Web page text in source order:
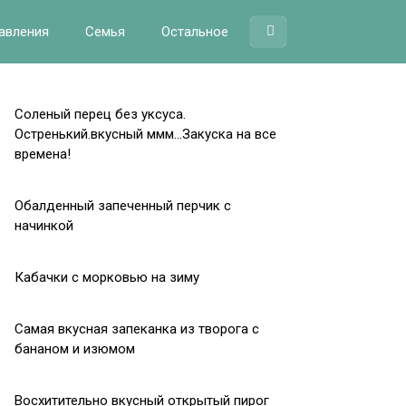
Семья Остальное
Соленый перец без уксуса.
Остренький.вкусный ммм…Закуска на все
времена!
Обалденный запеченный перчик с
начинкой
Кабачки с морковью на зиму
Самая вкусная запеканка из творога с
бананом и изюмом
Восхитительно вкусный открытый пирог